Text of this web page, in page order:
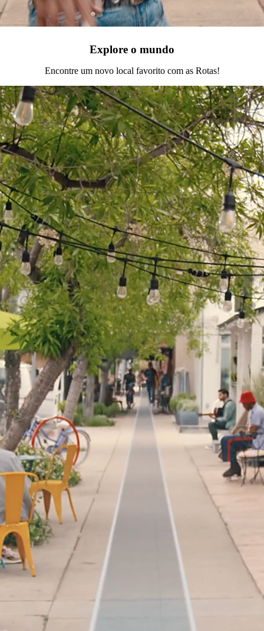
Explore o mundo
Encontre um novo local favorito com as Rotas!